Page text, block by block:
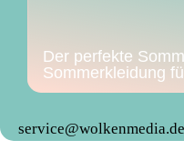
Der perfekte
Sommerkleidung
service@wolkenmedia.de